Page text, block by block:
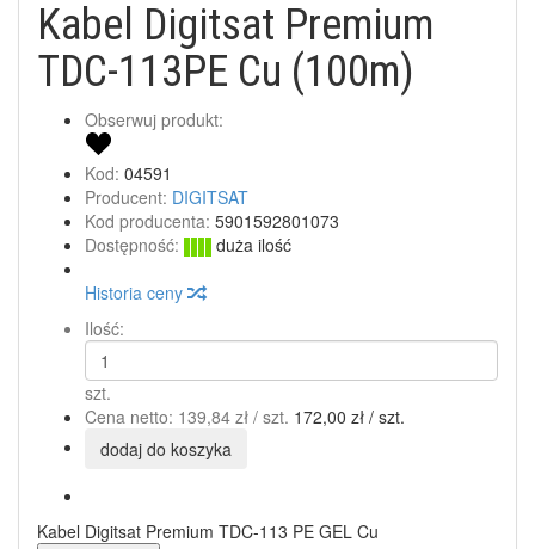
Kabel Digitsat Premium
TDC-113PE Cu (100m)
Obserwuj produkt:
Kod: 04591
Producent: DIGITSAT
Kod producenta: 5901592801073
Dostępność:
duża ilość
Historia ceny
Ilość:
szt.
Cena netto: 139,84 zł / szt. 172,00 zł / szt.
dodaj do koszyka
Kabel Digitsat Premium TDC-113 PE GEL Cu